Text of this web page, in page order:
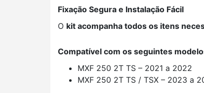
Fixação Segura e Instalação Fácil
O kit acompanha todos os itens
Compatível com os seguintes
MXF 250 2T TS – 2021 a 2022
MXF 250 2T TS / TSX – 2023 a